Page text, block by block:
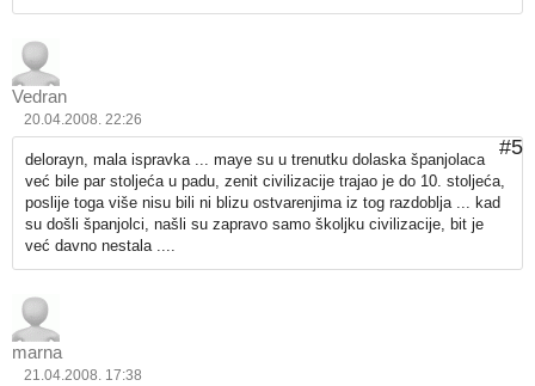
Vedran
20.04.2008. 22:26
#5
delorayn, mala ispravka ... maye su u trenutku dolaska španjolaca
već bile par stoljeća u padu, zenit civilizacije trajao je do 10. stoljeća,
poslije toga više nisu bili ni blizu ostvarenjima iz tog razdoblja ... kad
su došli španjolci, našli su zapravo samo školjku civilizacije, bit je
već davno nestala ....
marna
21.04.2008. 17:38